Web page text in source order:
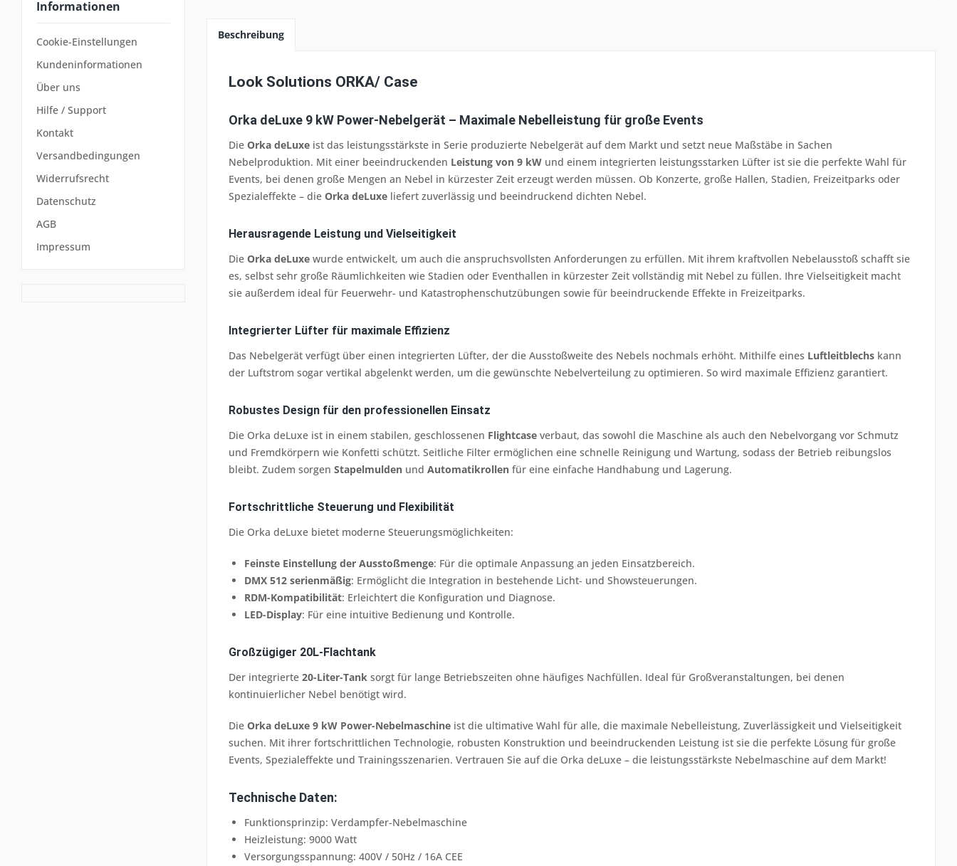
Informationen
Cookie-Einstellungen
Kundeninformationen
Über uns
Hilfe / Support
Kontakt
Versandbedingungen
Widerrufsrecht
Datenschutz
AGB
Impressum
Beschreibung
Look Solutions ORKA/ Case
Orka deLuxe 9 kW Power-Nebelgerät – Maximale Nebelleistung für große Events
Die Orka deLuxe ist das leistungsstärkste in Serie produzierte Nebelgerät auf dem Markt und setzt neue Maßstäbe in Sachen
Nebelproduktion. Mit einer beeindruckenden Leistung von 9 kW und einem integrierten leistungsstarken Lüfter ist sie die perfekte Wahl für
Events, bei denen große Mengen an Nebel in kürzester Zeit erzeugt werden müssen. Ob Konzerte, große Hallen, Stadien, Freizeitparks oder
Spezialeffekte – die Orka deLuxe liefert zuverlässig und beeindruckend dichten Nebel.
Herausragende Leistung und Vielseitigkeit
Die Orka deLuxe wurde entwickelt, um auch die anspruchsvollsten Anforderungen zu erfüllen. Mit ihrem kraftvollen Nebelausstoß schafft sie
es, selbst sehr große Räumlichkeiten wie Stadien oder Eventhallen in kürzester Zeit vollständig mit Nebel zu füllen. Ihre Vielseitigkeit macht
sie außerdem ideal für Feuerwehr- und Katastrophenschutzübungen sowie für beeindruckende Effekte in Freizeitparks.
Integrierter Lüfter für maximale Effizienz
Das Nebelgerät verfügt über einen integrierten Lüfter, der die Ausstoßweite des Nebels nochmals erhöht. Mithilfe eines Luftleitblechs kann
der Luftstrom sogar vertikal abgelenkt werden, um die gewünschte Nebelverteilung zu optimieren. So wird maximale Effizienz garantiert.
Robustes Design für den professionellen Einsatz
Die Orka deLuxe ist in einem stabilen, geschlossenen Flightcase verbaut, das sowohl die Maschine als auch den Nebelvorgang vor Schmutz
und Fremdkörpern wie Konfetti schützt. Seitliche Filter ermöglichen eine schnelle Reinigung und Wartung, sodass der Betrieb reibungslos
bleibt. Zudem sorgen Stapelmulden und Automatikrollen für eine einfache Handhabung und Lagerung.
Fortschrittliche Steuerung und Flexibilität
Die Orka deLuxe bietet moderne Steuerungsmöglichkeiten:
Feinste Einstellung der Ausstoßmenge: Für die optimale Anpassung an jeden Einsatzbereich.
DMX 512 serienmäßig: Ermöglicht die Integration in bestehende Licht- und Showsteuerungen.
RDM-Kompatibilität: Erleichtert die Konfiguration und Diagnose.
LED-Display: Für eine intuitive Bedienung und Kontrolle.
Großzügiger 20L-Flachtank
Der integrierte 20-Liter-Tank sorgt für lange Betriebszeiten ohne häufiges Nachfüllen. Ideal für Großveranstaltungen, bei denen
kontinuierlicher Nebel benötigt wird.
Die Orka deLuxe 9 kW Power-Nebelmaschine ist die ultimative Wahl für alle, die maximale Nebelleistung, Zuverlässigkeit und Vielseitigkeit
suchen. Mit ihrer fortschrittlichen Technologie, robusten Konstruktion und beeindruckenden Leistung ist sie die perfekte Lösung für große
Events, Spezialeffekte und Trainingsszenarien. Vertrauen Sie auf die Orka deLuxe – die leistungsstärkste Nebelmaschine auf dem Markt!
Technische Daten:
Funktionsprinzip: Verdampfer-Nebelmaschine
Heizleistung: 9000 Watt
Versorgungsspannung: 400V / 50Hz / 16A CEE